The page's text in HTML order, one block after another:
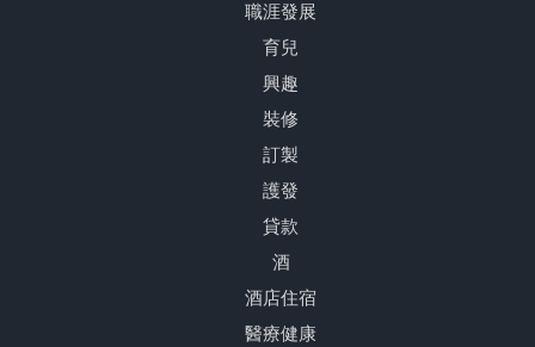
職涯發展
育兒
興趣
裝修
訂製
護發
貸款
酒
酒店住宿
醫療健康